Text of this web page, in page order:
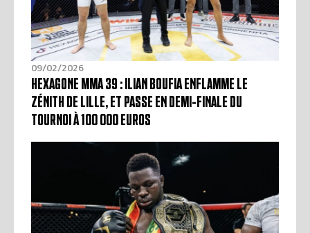
09/02/2026
HEXAGONE MMA 39 : ILIAN BOUFIA ENFLAMME LE
ZÉNITH DE LILLE, ET PASSE EN DEMI-FINALE DU
TOURNOI À 100 000 EUROS